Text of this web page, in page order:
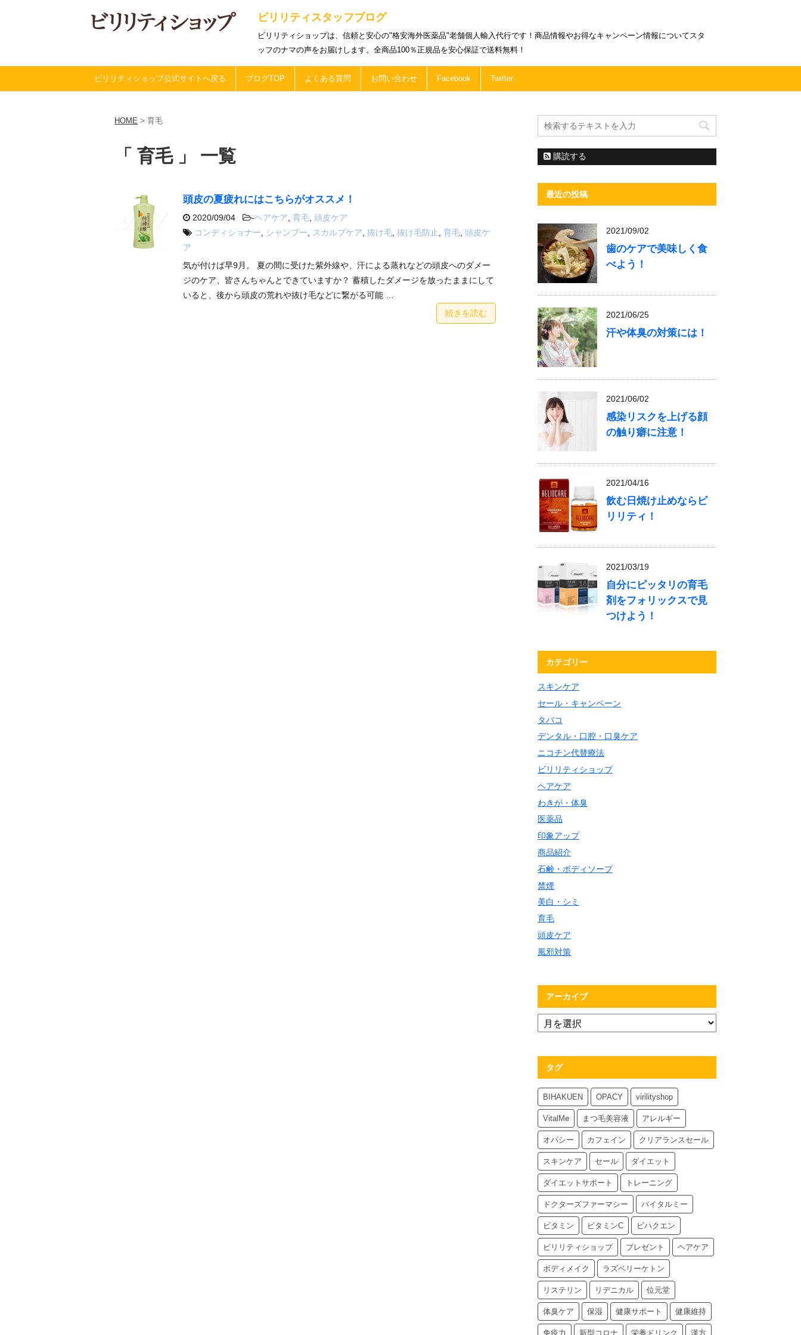
ビリリティスタッフブログ
ビリリティショップは、信頼と安心の"格安海外医薬品"老舗個人輸入代行です！商品情報やお得なキャンペーン情報についてスタ
ッフのナマの声をお届けします。全商品100％正規品を安心保証で送料無料！
ビリリティショップ公式サイトへ戻る ブログTOP よくある質問 お問い合わせ Facebook Twitter
HOME > 育毛
「 育毛 」 一覧
頭皮の夏疲れにはこちらがオススメ！
2020/09/04 -ヘアケア 育毛 頭皮ケア
コンディショナー
シャンプー スカルプケア 抜け毛 抜け毛防止 育毛 頭皮ケ
ア
気が付けば早9月。 夏の間に受けた紫外線や、汗による蒸れなどの頭皮へのダメー
ジのケア、皆さんちゃんとできていますか？ 蓄積したダメージを放ったままにして
いると、後から頭皮の荒れや抜け毛などに繋がる可能 …
続きを読む
購読する
最近の投稿
2021/09/02
歯のケアで美味しく食
べよう！
2021/06/25
汗や体臭の対策には！
2021/06/02
感染リスクを上げる顔
の触り癖に注意！
2021/04/16
飲む日焼け止めならビ
リリティ！
2021/03/19
自分にピッタリの育毛
剤をフォリックスで見
つけよう！
カテゴリー
スキンケア
セール・キャンペーン
タバコ
デンタル・口腔・口臭ケア
ニコチン代替療法
ビリリティショップ
ヘアケア
わきが・体臭
医薬品
印象アップ
商品紹介
石鹸・ボディソープ
禁煙
美白・シミ
育毛
頭皮ケア
風邪対策
アーカイブ
タグ
BIHAKUEN OPACY virilityshop
VitalMe まつ毛美容液 アレルギー
オパシー カフェイン クリアランスセール
スキンケア セール ダイエット
ダイエットサポート トレーニング
ドクターズファーマシー バイタルミー
ビタミン ビタミンC ビハクエン
ビリリティショップ プレゼント ヘアケア
ボディメイク ラズベリーケトン
リステリン リデニカル 位元堂
体臭ケア 保湿 健康サポート 健康維持
免疫力 新型コロナ 栄養ドリンク 漢方